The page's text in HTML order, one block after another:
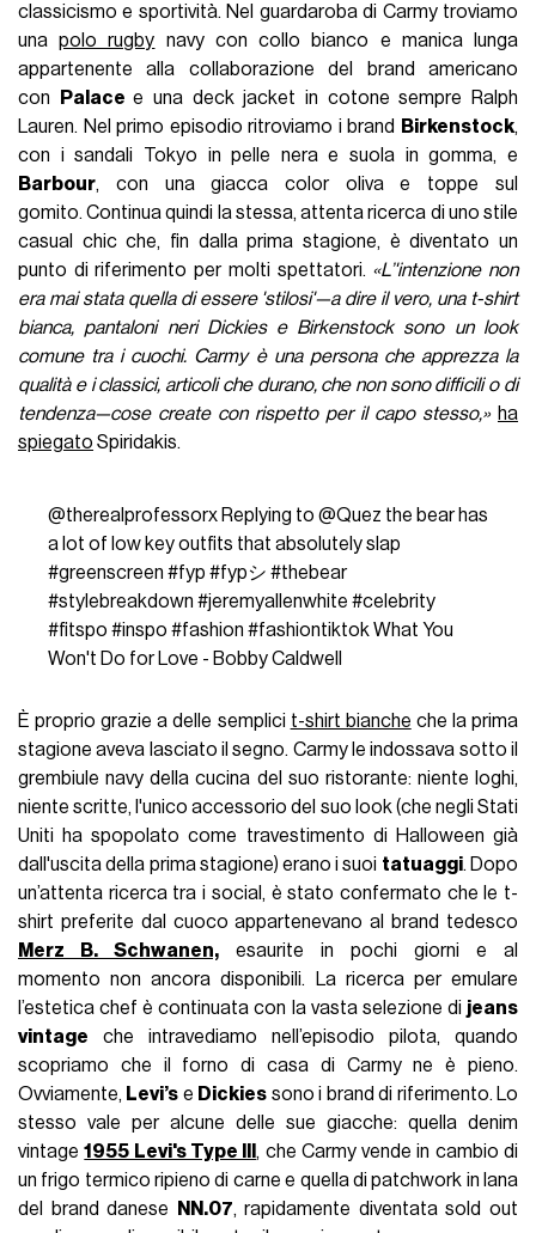
classicismo e sportività. Nel guardaroba di Carmy troviamo
unapolo rugby navy con collo bianco e manica lunga
appartenente alla collaborazione del brand americano
con
Palacee una deck jacket in cotone sempre Ralph
Lauren. Nel primo episodio ritroviamo i brand
Birkenstock,
con i sandali Tokyo in pelle nera e suola in gomma, e
Barbour, con una giacca color oliva e toppe sul
gomito. Continua quindi la stessa, attenta ricerca di uno stile
casual chic che, fin dalla prima stagione, è diventato un
punto di riferimento per molti spettatori. «L’'intenzione non
era mai stata quella di essere 'stilosi'—a dire il vero, una t-shirt
bianca, pantaloni neri Dickies e Birkenstock sono un look
comune tra i cuochi. Carmy è una persona che apprezza la
qualità e i classici, articoli che durano, che non sono difficili o di
tendenza—cose create con rispetto per il capo stesso,» ha
spiegato Spiridakis.
@therealprofessorxReplying to @Quez the bear has
a lot of low key outfits that absolutely slap
#greenscreen #fyp #fypシ #thebear
#stylebreakdown #jeremyallenwhite #celebrity
#fitspo #inspo #fashion #fashiontiktok What You
Won't Do for Love - Bobby Caldwell
È proprio grazie a delle semplici t-shirt bianche che la prima
stagione aveva lasciato il segno. Carmy le indossava sotto il
grembiule navy della cucina del suo ristorante: niente loghi,
niente scritte, l'unico accessorio del suo look (che negli Stati
Uniti ha spopolato come travestimento di Halloween già
dall'uscita della prima stagione) erano i suoi tatuaggi. Dopo
un’attenta ricerca tra i social, è stato confermato che le t-
shirt preferite dal cuoco appartenevano al brand tedesco
Merz B. Schwanen, esaurite in pochi giorni e al
momento non ancora disponibili. La ricerca per emulare
l’estetica chef è continuata con la vasta selezione di jeans
vintage che intravediamo nell’episodio pilota, quando
scopriamo che il forno di casa di Carmy ne è pieno.
Ovviamente, Levi’s e Dickies sono i brand di riferimento. Lo
stesso vale per alcune delle sue giacche: quella denim
vintage1955 Levi's Type III , che Carmy vende in cambio di
un frigo termico ripieno di carne e quella di patchwork in lana
del brand danese
NN.07, rapidamente diventata sold out